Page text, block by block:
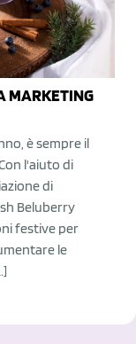
MARKETING
è sempre il
l'aiuto di
di
Beluberry
festive per
le